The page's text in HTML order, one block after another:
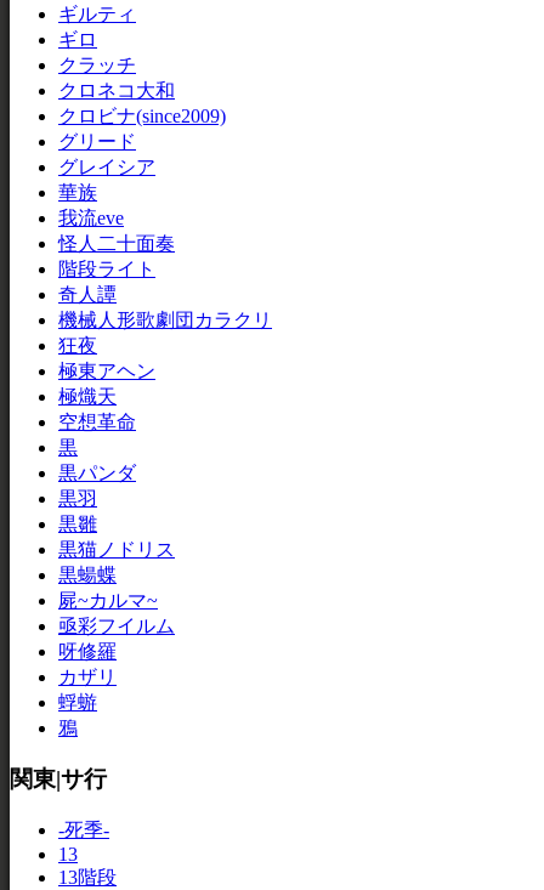
ギルティ
ギロ
クラッチ
クロネコ大和
クロビナ(since2009)
グリード
グレイシア
華族
我流eve
怪人二十面奏
階段ライト
奇人譚
機械人形歌劇団カラクリ
狂夜
極東アヘン
極熾天
空想革命
黒
黒パンダ
黒羽
黒雛
黒猫ノドリス
黒蝪蝶
屍~カルマ~
亟彩フイルム
呀修羅
カザリ
蜉蝣
鴉
関東|サ行
-死季-
13
13階段